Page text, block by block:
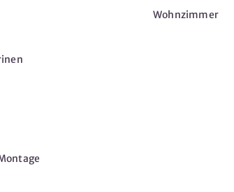
Wohnzimmer